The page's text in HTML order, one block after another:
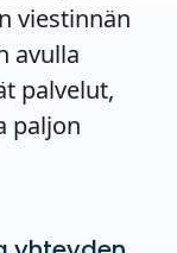
viestinnän
avulla
palvelut,
paljon